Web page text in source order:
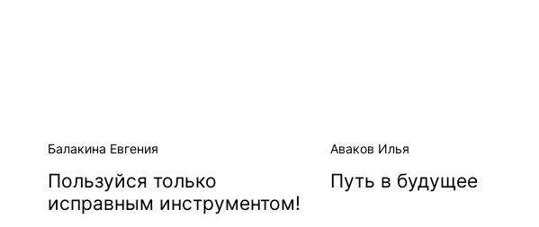
Балакина Евгения
Пользуйся только
исправным инструментом!
Аваков Илья
Путь в будущее